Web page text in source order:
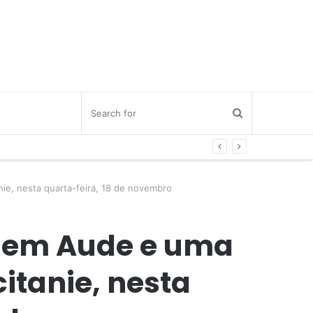
nesta quarta-feira, 18 de novembro
Aude e uma
nesta